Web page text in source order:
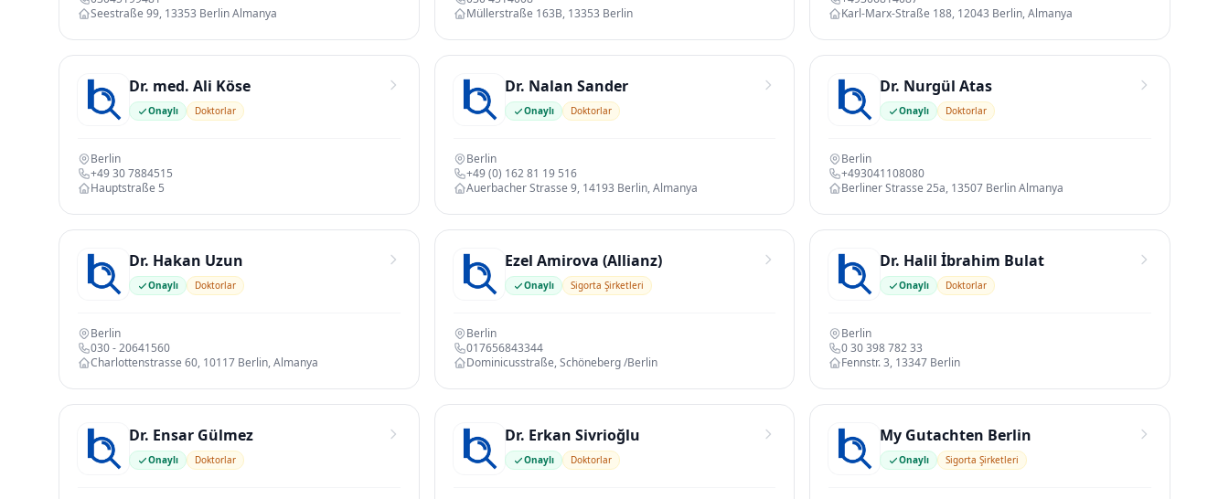
Seestraße 99, 13353 Berlin Almanya
Müllerstraße 163B, 13353 Berlin
Karl-Marx-Straße 188, 12043 Berlin, Almanya
Dr. med. Ali Köse
Onaylı Doktorlar
Berlin
+49 30 7884515
Hauptstraße 5
Dr. Nalan Sander
Onaylı Doktorlar
Berlin
+49 (0) 162 81 19 516
Auerbacher Strasse 9, 14193 Berlin, Almanya
Dr. Nurgül Atas
Onaylı Doktorlar
Berlin
+493041108080
Berliner Strasse 25a, 13507 Berlin Almanya
Dr. Hakan Uzun
Onaylı Doktorlar
Berlin
030 - 20641560
Charlottenstrasse 60, 10117 Berlin, Almanya
Ezel Amirova (Allianz)
Onaylı Sigorta Şirketleri
Berlin
017656843344
Dominicusstraße, Schöneberg /Berlin
Dr. Halil İbrahim Bulat
Onaylı Doktorlar
Berlin
0 30 398 782 33
Fennstr. 3, 13347 Berlin
Dr. Ensar Gülmez
Onaylı Doktorlar
Dr. Erkan Sivrioğlu
Onaylı Doktorlar
My Gutachten Berlin
Onaylı Sigorta Şirketleri